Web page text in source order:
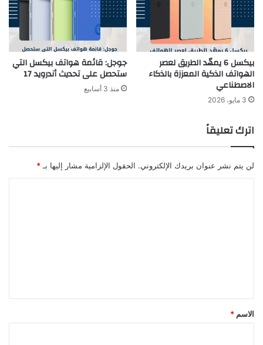
بيكسل 6 يمهّد الطريق لعصر
الهواتف الذكية المعززة بالذكاء
الاصطناعي
3 مايو، 2026
جوجل: قائمة هواتف بيكسل التي
ستحصل على تحديث أندرويد 17
منذ 3 أسابيع
اترك تعليقاً
لن يتم نشر عنوان بريدك الإلكتروني. الحقول الإلزامية مشار إليها بـ *
*
الاسم *